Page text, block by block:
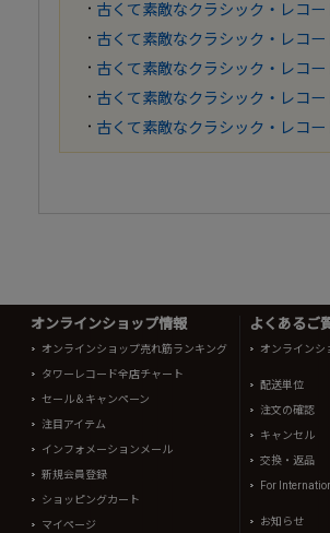
古くて素敵なクラシック・レコ
古くて素敵なクラシック・レコ
古くて素敵なクラシック・レコ
古くて素敵なクラシック・レコ
古くて素敵なクラシック・レコ
オンラインショップ情報
オンラインショップ売れ筋ランキング
タワーレコード全店チャート
セール＆キャンペーン
注目アイテム
インフォメーションメール
新規会員登録
ショッピングカート
マイページ
よくあるご
オンラインシ
配送単位
注文の確認
キャンセル
交換・返品
For
お知らせ